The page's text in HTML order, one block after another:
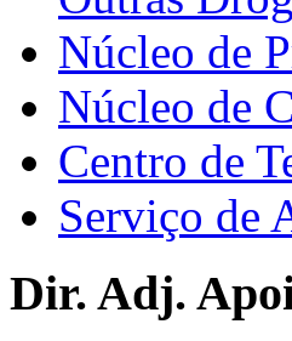
Núcleo de
Núcleo de
Centro de
Serviço de
Dir. Adj.